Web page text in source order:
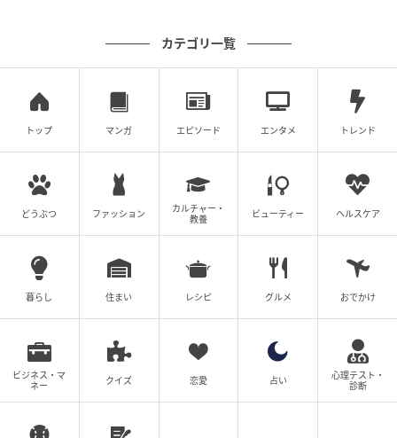
ててんじゃん。同じ女なのに不平等」だとイライラが
募ります。
そんなある日、松村さんのもとに保育園から「子ども
が熱を出した」と連絡が入ります。坂上課長から業務
を引き継ぐよう命じられたゆりこは、帰ろうとする松
カテゴリ一覧
トップ マンガ エピソード エンタメ トレンド
どうぶつ ファッション
カルチャー・
教養
ビューティー ヘルスケア
暮らし 住まい レシピ グルメ おでかけ
ビジネス・マ
ネー
クイズ 恋愛 占い
心理テスト・
診断